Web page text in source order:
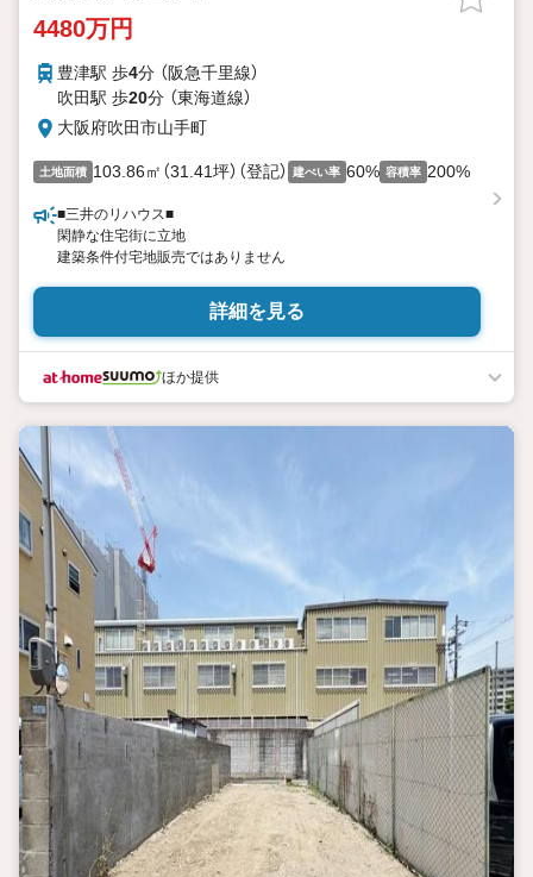
4480万円
豊津駅 歩4分 （阪急千里線）
吹田駅 歩20分 （東海道線）
大阪府吹田市山手町
土地面積 103.86㎡（31.41坪）（登記） 建ぺい率 60% 容積率 200%
■三井のリハウス■
閑静な住宅街に立地
建築条件付宅地販売ではありません
詳細を見る
ほか提供